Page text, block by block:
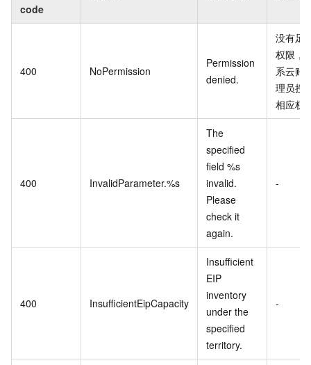
code
400 NoPermission
Permission
denied.
没有足
权限，
系云账
理员授
相应权
400 InvalidParameter.%s
The
specified
field %s
invalid.
Please
check it
again.
-
400 InsufficientEipCapacity
Insufficient
EIP
inventory
under the
specified
territory.
-